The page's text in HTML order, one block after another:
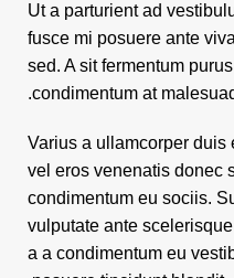
Ut a parturient ad
fusce mi posuere ante
sed. A sit fermentum
condimentum at
Varius a ullamcorper duis
vel eros venenatis donec
condimentum eu sociis.
vulputate ante
a a condimentum eu